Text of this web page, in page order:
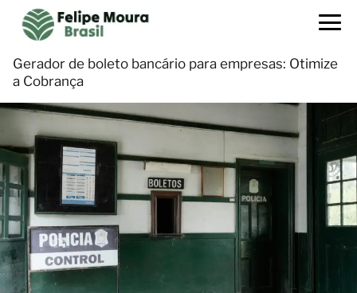
Gerador de boleto bancário para empresas: Otimize
a Cobrança